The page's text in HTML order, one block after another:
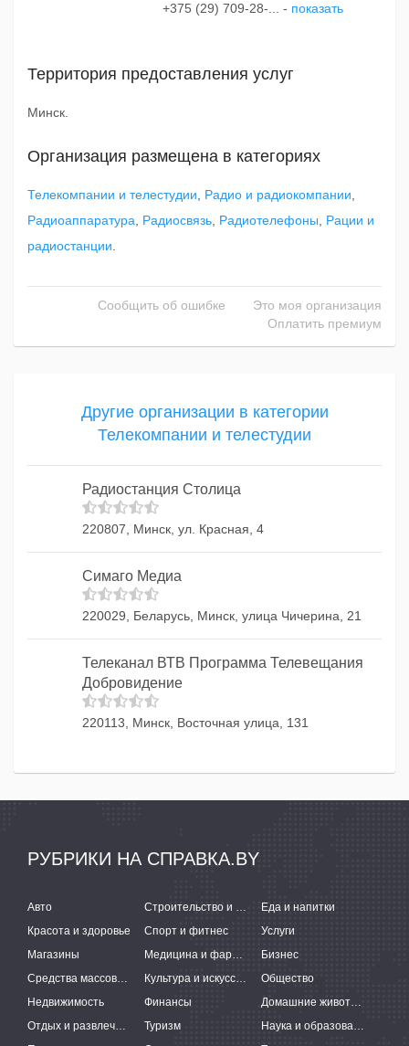
+375 (29) 709-28-... - показать
Территория предоставления услуг
Минск.
Организация размещена в категориях
Телекомпании и телестудии Радио и радиокомпании
Радиоаппаратура
Радиосвязь Радиотелефоны
Рации и
радиостанции
Сообщить об ошибке
Это моя организация
Оплатить премиум
Другие организации в категории
Телекомпании и телестудии
Радиостанция Столица
220807, Минск, ул. Красная, 4
Симаго Медиа
220029, Беларусь, Минск, улица Чичерина, 21
Телеканал ВТВ Программа Телевещания
Добровидение
220113, Минск, Восточная улица, 131
РУБРИКИ НА СПРАВКА.BY
Авто Строительство и ремонт
Еда и напитки
Красота и здоровье
Спорт и фитнес
Услуги
Магазины
Медицина и фармацевтика
Бизнес
Средства массовой информации
Культура и искусство
Общество
Недвижимость
Финансы
Домашние животные
Отдых и развлечения
Туризм
Наука и образование